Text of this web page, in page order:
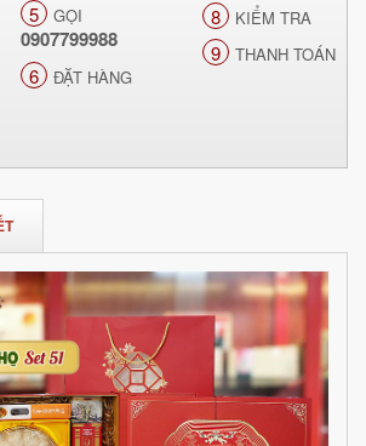
5 GỌI
0907799988
6 ĐẶT HÀNG
8 KIỂM TRA
9 THANH TOÁN